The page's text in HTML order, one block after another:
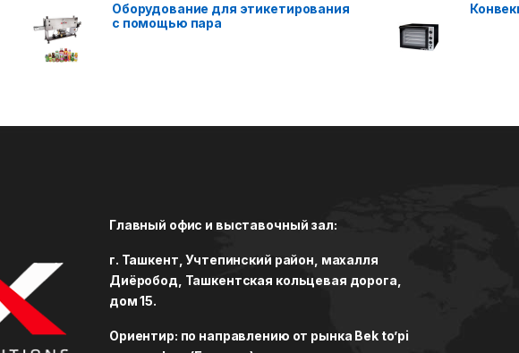
Оборудование для этикетирования
с помощью пара
Главный офис и выставочный зал:
г. Ташкент, Учтепинский район, махалля
Диёробод, Ташкентская кольцевая дорога,
дом 15.
Ориентир: по направлению от рынка Bek to’pi